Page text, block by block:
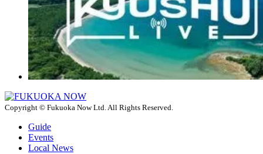
Copyright © Fukuoka Now Ltd. All Rights Reserved.
Guide
Events
Local News